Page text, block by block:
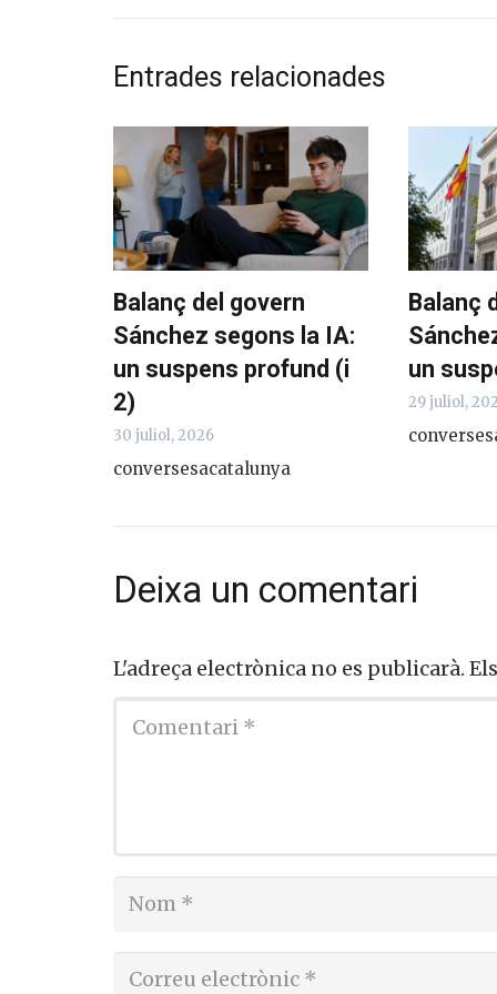
Entrades relacionades
Balanç del govern
Sánchez segons la IA:
un suspens profund (i
2)
30 juliol, 2026
conversesacatalunya
Balanç
un
29 juliol,
Deixa un comentari
L'adreça electrònica no es publicarà.